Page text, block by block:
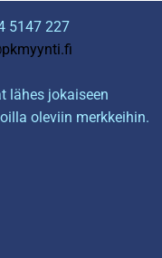
5147 227
lähes jokaiseen
oleviin merkkeihin.